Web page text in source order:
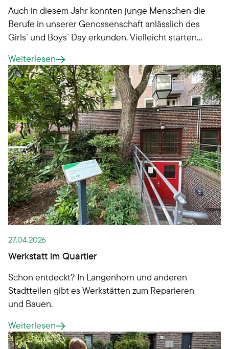
Auch in diesem Jahr konnten junge Menschen die
Berufe in unserer Genossenschaft anlässlich des
Girls´ und Boys´ Day erkunden. Vielleicht starten
Weiterlesen
27.04.2026
Werkstatt im Quartier
Schon entdeckt? In Langenhorn und anderen
Stadtteilen gibt es Werkstätten zum Reparieren
und Bauen.
Weiterlesen